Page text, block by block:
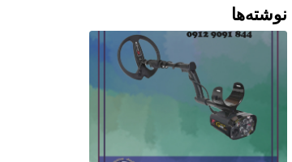
نوشته‌ها